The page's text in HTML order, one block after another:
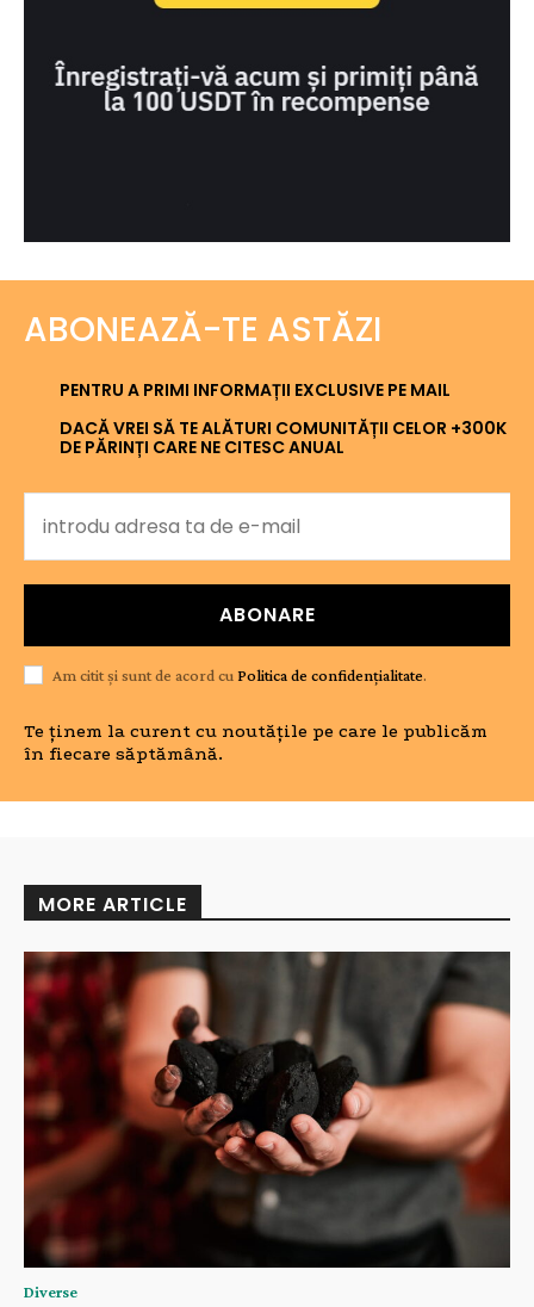
ABONEAZĂ-TE ASTĂZI
PENTRU A PRIMI INFORMAȚII EXCLUSIVE PE MAIL
DACĂ VREI SĂ TE ALĂTURI COMUNITĂȚII CELOR +300K
DE PĂRINȚI CARE NE CITESC ANUAL
ABONARE
Am citit și sunt de acord cu Politica de confidențialitate.
Te ținem la curent cu noutățile pe care le publicăm
în fiecare săptămână.
MORE ARTICLE
Diverse